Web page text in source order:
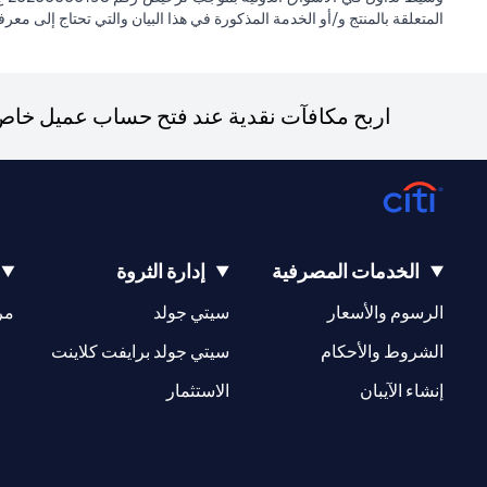
المتعلقة بالمنتج و/أو الخدمة المذكورة في هذا البيان والتي تحتاج إلى
اربح مكافآت نقدية عند فتح حساب عميل
الخدمات المصرفية
الرسوم والأسعار
الشروط والأحكام
إنشاء الآيبان
إدارة الثروة
سيتي جولد
سيتي جولد برايفت كلاينت
الاستثمار